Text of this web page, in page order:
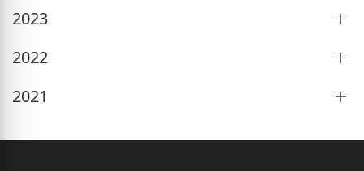
2023
2022
2021